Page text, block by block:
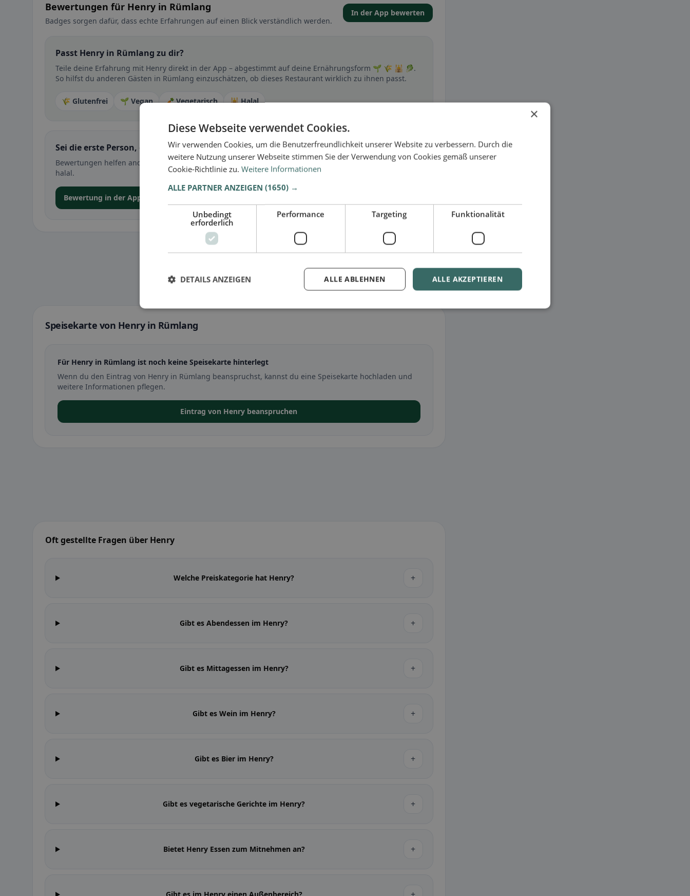
Bewertungen für Henry in Rümlang
Badges sorgen dafür, dass echte Erfahrungen auf einen Blick verständlich werden.
In der App bewerten
Passt Henry in Rümlang zu dir?
Teile deine Erfahrung mit Henry direkt in der App – abgestimmt auf deine Ernährungsform 🌱 🌾 🕌 🥬.
So hilfst du anderen Gästen in Rümlang einzuschätzen, ob dieses Restaurant wirklich zu ihnen passt.
🌾 Glutenfrei 🌱 Vegan 🥕 Vegetarisch 🕌 Halal
Sei die erste Person, die ihre Erfahrung teilt
Bewertungen helfen anderen bei der Entscheidung – besonders bei glutenfrei, vegan, vegetarisch oder
halal.
Bewertung in der App abgeben
Speisekarte von Henry in Rümlang
Für Henry in Rümlang ist noch keine Speisekarte hinterlegt
Wenn du den Eintrag von Henry in Rümlang beanspruchst, kannst du eine Speisekarte hochladen und
weitere Informationen pflegen.
Eintrag von Henry beanspruchen
Oft gestellte Fragen über Henry
Welche Preiskategorie hat Henry? +
Gibt es Abendessen im Henry? +
Gibt es Mittagessen im Henry? +
Gibt es Wein im Henry? +
Gibt es Bier im Henry? +
Gibt es vegetarische Gerichte im Henry? +
Bietet Henry Essen zum Mitnehmen an? +
×
Diese Webseite verwendet Cookies.
Wir verwenden Cookies, um die Benutzerfreundlichkeit unserer Website zu verbessern. Durch die
weitere Nutzung unserer Webseite stimmen Sie der Verwendung von Cookies gemäß unserer
Cookie-Richtlinie zu. Weitere Informationen
ALLE PARTNER ANZEIGEN (1650) →
Unbedingt
erforderlich
Performance Targeting Funktionalität
ALLE AKZEPTIEREN
ALLE ABLEHNEN
DETAILS ANZEIGEN